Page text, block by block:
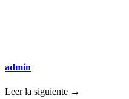
admin
Leer la siguiente →